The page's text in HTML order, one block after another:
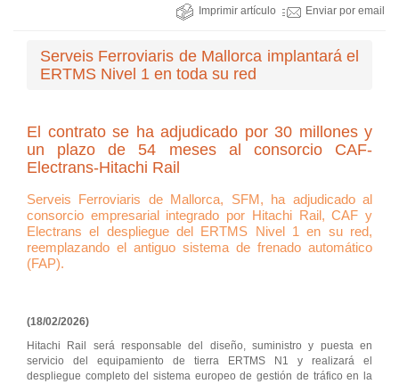
Imprimir artículo Enviar por email
Serveis Ferroviaris de Mallorca implantará el
ERTMS Nivel 1 en toda su red
El contrato se ha adjudicado por 30 millones y
un plazo de 54 meses al consorcio CAF-
Electrans-Hitachi Rail
Serveis Ferroviaris de Mallorca, SFM, ha adjudicado al
consorcio empresarial integrado por Hitachi Rail, CAF y
Electrans el despliegue del ERTMS Nivel 1 en su red,
reemplazando el antiguo sistema de frenado automático
(FAP).
(18/02/2026)
Hitachi Rail será responsable del diseño, suministro y puesta en
servicio del equipamiento de tierra ERTMS N1 y realizará el
despliegue completo del sistema europeo de gestión de tráfico en la